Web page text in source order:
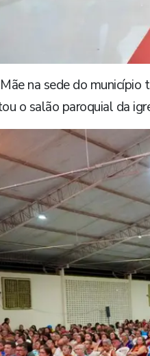
na sede do
o salão paroquial da